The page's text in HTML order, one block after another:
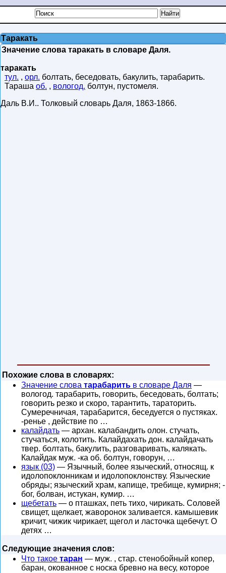
Таракать
Значение слова таракать в словаре Даля.
таракать
тул. , орл. болтать, беседовать, бакулить, тарабарить.
Тараша об. , вологод. болтун, пустомеля.
Даль В.И.. Толковый словарь Даля, 1863-1866.
Похожие слова в словарях:
Значение слова тарабарить в словаре Даля —
вологод. тарабарить, говорить, беседовать, болтать;
говорить резко и скоро, тарантить, тараторить.
Сумеречничая, тарабарится, беседуется о пустяках.
-ренье , действие по …
калайдать — архан. калабандить олон. стучать,
стучаться, колотить. Калайдахать дон. калайдачать
твер. болтать, бакулить, разговаривать, калякать.
Калайдак муж. -ка об. болтун, говорун, …
язык (03) — Язычный, более языческий, относящ. к
идолопоклонникам и идолопоклонству. Языческие
обряды; языческий храм, капище, требище, кумирня; -
бог, болван, истукан, кумир. …
щебетать — о пташках, петь тихо, чирикать. Соловей
свищет, щелкает, жаворонок заливается. камышевик
кричит, чижик чирикает, щегол и ласточка щебечут. О
детях …
Следующие значения слов:
Что такое таран — муж. , стар. стенобойный копер,
баран, окованное с носка бревно на весу, которое